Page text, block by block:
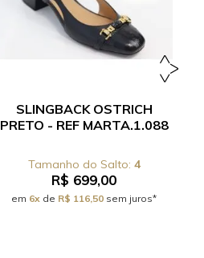
SLINGBACK OSTRICH
PRETO - REF MARTA.1.088
4
R$ 699,00
em 6x de R$ 116,50 sem juros*